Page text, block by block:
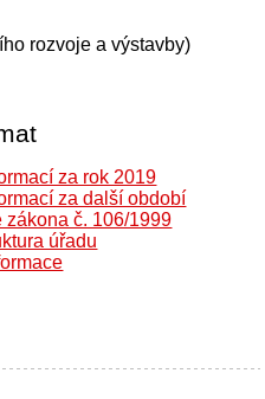
rozvoje a výstavby)
za rok 2019
za další období
zákona č. 106/1999
úřadu